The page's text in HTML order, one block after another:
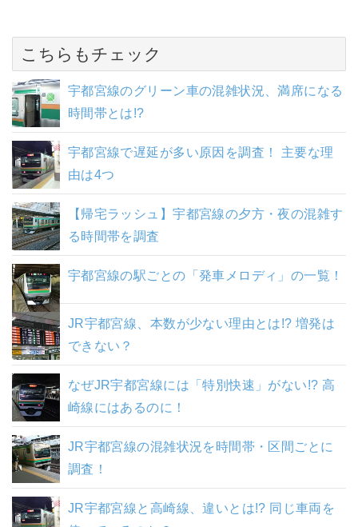
こちらもチェック
宇都宮線のグリーン車の混雑状況、満席になる
時間帯とは!?
宇都宮線で遅延が多い原因を調査！ 主要な理
由は4つ
【帰宅ラッシュ】宇都宮線の夕方・夜の混雑す
る時間帯を調査
宇都宮線の駅ごとの「発車メロディ」の一覧！
JR宇都宮線、本数が少ない理由とは!? 増発は
できない？
なぜJR宇都宮線には「特別快速」がない!? 高
崎線にはあるのに！
JR宇都宮線の混雑状況を時間帯・区間ごとに
調査！
JR宇都宮線と高崎線、違いとは!? 同じ車両を